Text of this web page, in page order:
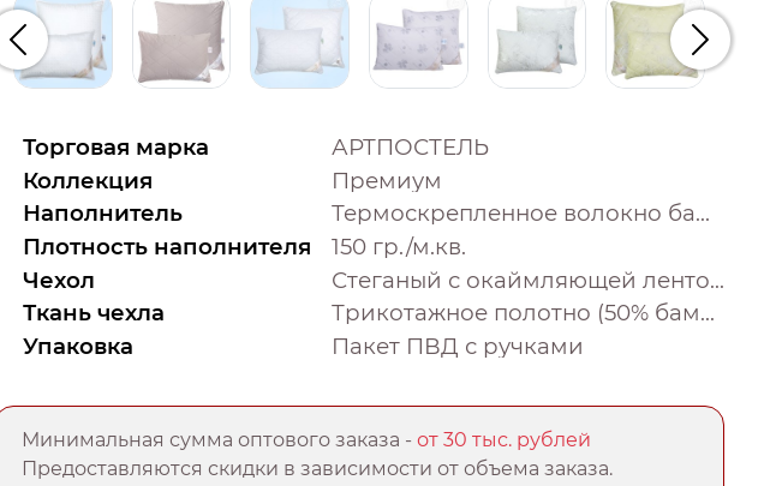
Предыдущий
Торговая марка
АРТПОСТЕЛЬ
Коллекция
Премиум
Наполнитель
Термоскрепленное волокно бамбука
Плотность наполнителя
150 гр./м.кв.
Чехол
Стеганый с окаймляющей лентой
Ткань чехла
Трикотажное полотно (50% бамбук, 50% полиэстер)
Упаковка
Пакет ПВД с ручками
Минимальная сумма оптового заказа -от 30 тыс. рублей
Предоставляются скидки в зависимости от объема заказа.